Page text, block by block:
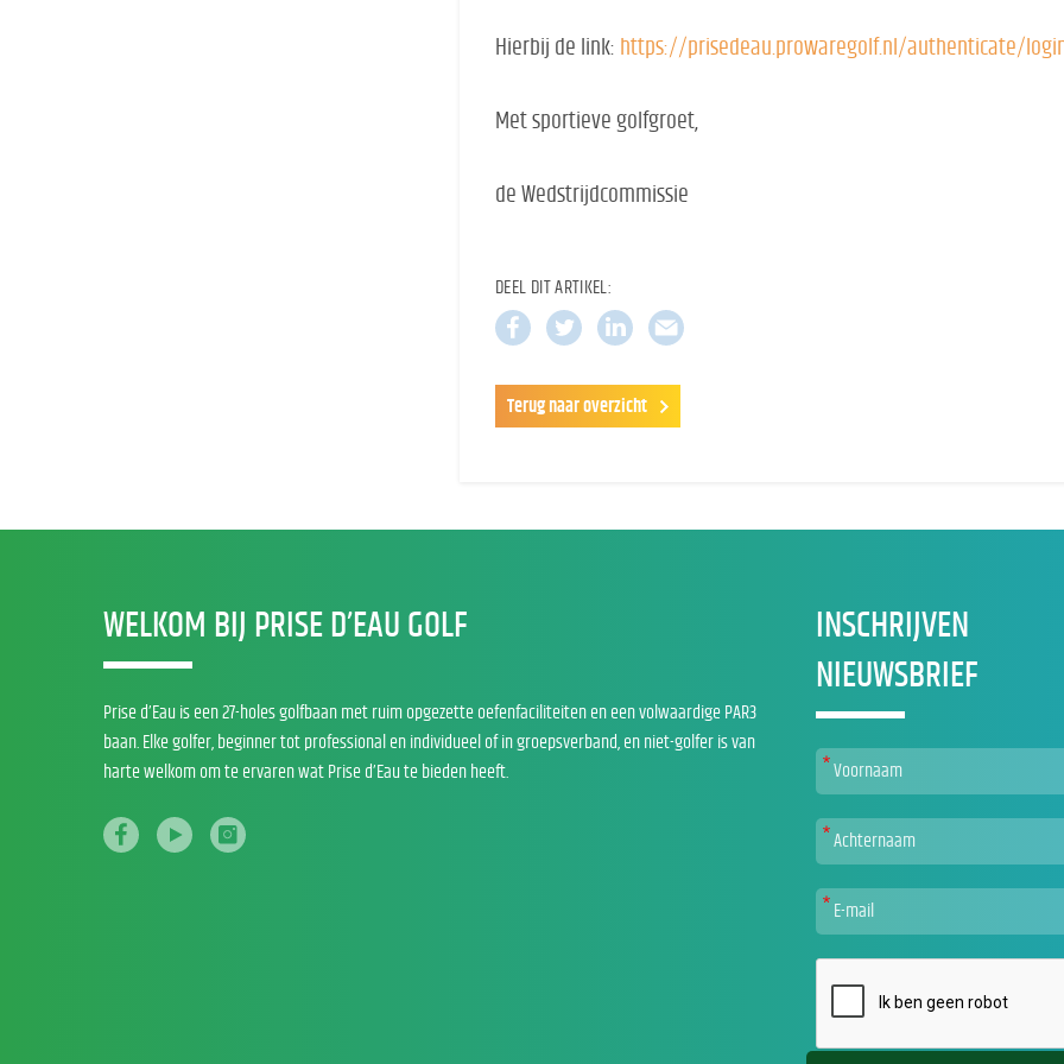
Hierbij de link: https://prisedeau.prowaregolf.nl/authenticate/
Met sportieve golfgroet,
de Wedstrijdcommissie
DEEL DIT ARTIKEL:
Terug naar overzicht
WELKOM BIJ PRISE D’EAU GOLF
Prise d’Eau is een 27-holes golfbaan met ruim opgezette oefenfaciliteiten en een volwaardige PAR3
baan. Elke golfer, beginner tot professional en individueel of in groepsverband, en niet-golfer is van
harte welkom om te ervaren wat Prise d’Eau te bieden heeft.
INSCHRIJVEN
NIEUWSBRIEF